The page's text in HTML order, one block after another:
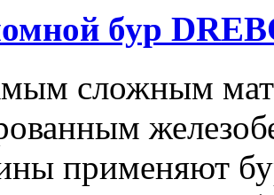
бур
сложным
применяют